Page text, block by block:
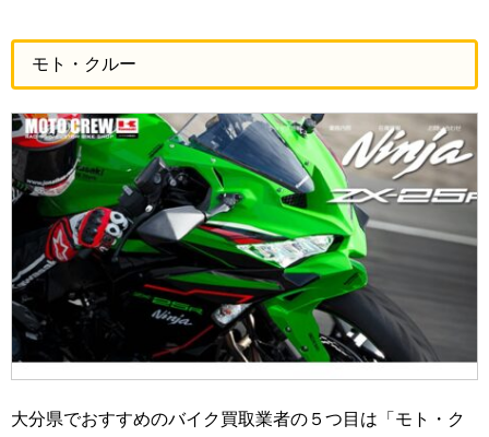
モト・クルー
大分県でおすすめのバイク買取業者の５つ目は「モト・ク